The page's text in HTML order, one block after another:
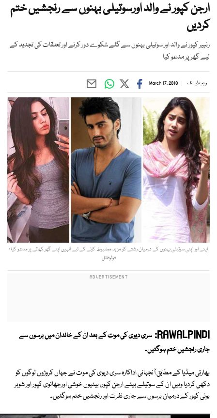
ارجن کپور نے والد اورسوتیلی بہنوں سے رنجشیں ختم
کردیں
رنبیر کپور نے والد اور سوتیلی بہنوں سے گلے شکوے دور کرنے اور تعلقات کی تجدید کے
لیے گھر پر مدعو کیا
ویب ڈیسک March 17, 2018
اپنے اور اپنی سوتیلی بہنوں کے درمیان رشتے کو مزید مضبوط کرنے کے لیے انہیں اپنے گھر کھانے پر مدعو کیا؛
فوٹوفائل
RAWALPINDI: سری دیوی کی موت کے بعد ان کے خاندان میں برسوں سے
جاری رنجشیں ختم ہوگئیں۔
بھارتی میڈیا کے مطابق آنجہانی اداکارہ سری دیوی کی موت نے جہاں کروڑوں لوگوں کو
دکھی کردیا وہیں ان کے سوتیلے بیٹے ارجن کپور، بیٹیوں خوشی اورجھانوی کپور اور شوہر
بونی کپور کے درمیان برسوں سے جاری نفرت اور رنجشیں ختم ہوگئیں۔